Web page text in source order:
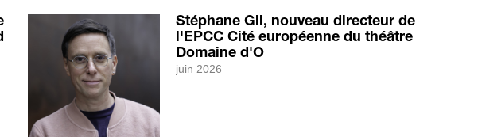
Stéphane Gil, nouveau directeur de
l'EPCC Cité européenne du théâtre
Domaine d'O
juin 2026